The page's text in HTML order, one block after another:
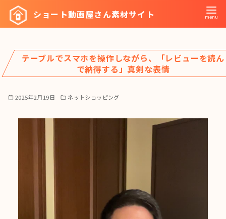
ツ
へ
ショート動画屋さん素材サイト
テーブルでスマホを操作しながら、「レビューを読ん
で納得する」真剣な表情
2025年2月19日 ネットショッピング